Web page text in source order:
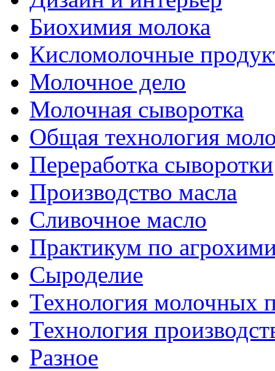
Биохимия молока
Кисломолочные
Молочное дело
Молочная сыворотка
Общая технология
Переработка сыворотки
Производство масла
Сливочное масло
Практикум по
Сыроделие
Технология молочных
Технология
Разное